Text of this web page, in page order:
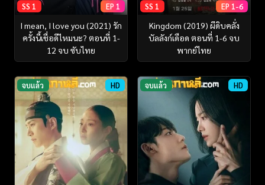
SS 1 EP 1
I mean, I love you (2021) รัก
ครั้งนี้เชื่อดีไหมนะ? ตอนที่ 1-
12 จบ ซับไทย
SS 1 EP 1-6
Kingdom (2019) ผีดิบคลั่ง
บัลลังก์เดือด ตอนที่ 1-6 จบ
พากย์ไทย
จบแล้ว HD จบแล้ว HD